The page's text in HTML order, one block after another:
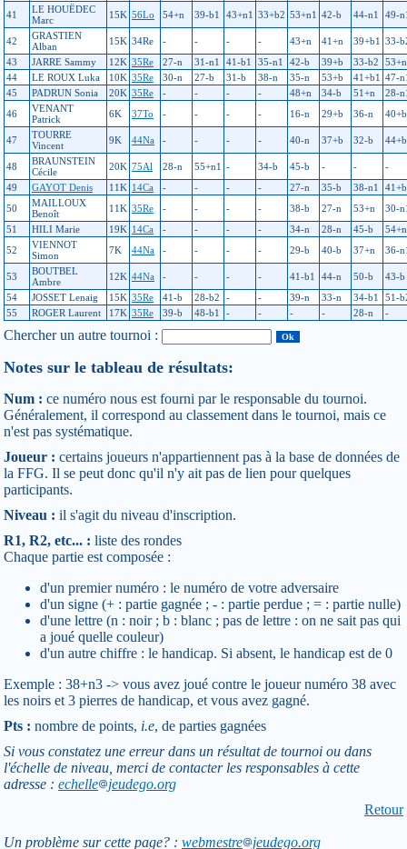
41
LE HOUËDEC
Marc
15K 56Lo 54+n 39-b1 43+n1 33+b2 53+n1 42-b 44-n1 49-
42
GRASTIEN
Alban
15K 34Re - - - - 43+n 41+n 39+b1 33-
43
JARRE Sammy 12K 35Re 27-n 31-n1 41-b1 35-n1 42-b 39+b 33-b2
53+n
44
LE ROUX Luka 10K 35Re 30-n 27-b 31-b 38-n 35-n 53+b 41+b1 47-
45
PADRUN Sonia 20K 35Re - - - - 48+n 34-b 51+n
28-
46
VENANT
Patrick
6K 37To - - - - 16-n 29+b 36-n 40+b
47
TOURRE
Vincent
9K 44Na - - - - 40-n 37+b 32-b
48
BRAUNSTEIN
Cécile
20K 75Al 28-n 55+n1 - 34-b 45-b - -
-
49
GAYOT Denis 11K 14Ca - - - - 27-n 35-b 38-n1
50
MAILLOUX
Benoît
11K 35Re - - - - 38-b 27-n 53+n
30-
51
HILI Marie 19K 14Ca - - - - 34-n 28-n 45-b
52
VIENNOT
Simon
7K 44Na - - - - 29-b 40-b 37+n 36-
53
BOUTBEL
Ambre
12K 44Na - - - - 41-b1 44-n 50-b
43-b
54
JOSSET Lenaig 15K 35Re 41-b 28-b2 - - 39-n 33-n 34-b1
51-
55
ROGER Laurent 17K 35Re 39-b 48-b1 - - - - 28-n -
Chercher un autre tournoi :
Notes sur le tableau de résultats:
Num : ce numéro nous est fourni par le responsable du tournoi.
Généralement, il correspond au classement dans le tournoi, mais ce
n'est pas systématique.
Joueur : certains joueurs n'appartiennent pas à la base de données de
la FFG. Il se peut donc qu'il n'y ait pas de lien pour quelques
participants.
Niveau : il s'agit du niveau d'inscription.
R1, R2, etc... : liste des rondes
Chaque partie est composée :
d'un premier numéro : le numéro de votre adversaire
d'un signe (+ : partie gagnée ; - : partie perdue ; = : partie nulle)
d'une lettre (n : noir ; b : blanc ; pas de lettre : on ne sait pas qui
a joué quelle couleur)
d'un autre chiffre : le handicap. Si absent, le handicap est de 0
Exemple : 38+n3 -> vous avez joué contre le joueur numéro 38 avec
les noirs et 3 pierres de handicap, et vous avez gagné.
Pts : nombre de points, i.e, de parties gagnées
Si vous constatez une erreur dans un résultat de tournoi ou dans
l'échelle de niveau, merci de contacter les responsables à cette
adresse : echelle
jeudego.org
Retour
Un problème sur cette page? : webmestre jeudego.org